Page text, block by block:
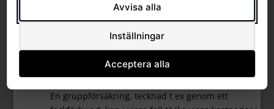
fall täcka vissa kostnader i samband med en
arbetsskada. Detta är särskilt viktigt att kolla upp om
din arbetsgivare inte har tecknat kollektivavtal. Fråga
ditt försäkringsbolag vad som gäller för dig.
Gruppförsäkring
En gruppförsäkring, tecknad t ex genom ett
Avvisa alla
Inställningar
Acceptera alla